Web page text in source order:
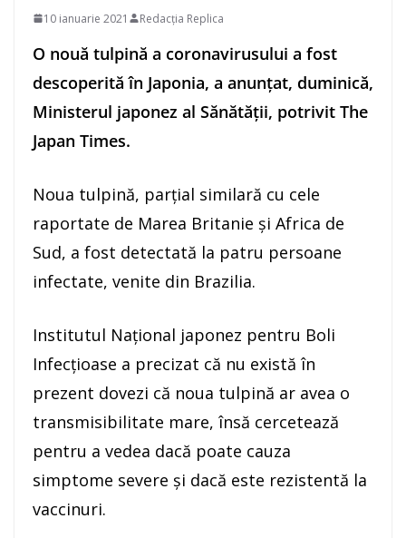
10 ianuarie 2021 Redacția Replica
O nouă tulpină a coronavirusului a fost
descoperită în Japonia, a anunţat, duminică,
Ministerul japonez al Sănătăţii, potrivit The
Japan Times.
Noua tulpină, parţial similară cu cele
raportate de Marea Britanie şi Africa de
Sud, a fost detectată la patru persoane
infectate, venite din Brazilia.
Institutul Naţional japonez pentru Boli
Infecţioase a precizat că nu există în
prezent dovezi că noua tulpină ar avea o
transmisibilitate mare, însă cercetează
pentru a vedea dacă poate cauza
simptome severe şi dacă este rezistentă la
vaccinuri.